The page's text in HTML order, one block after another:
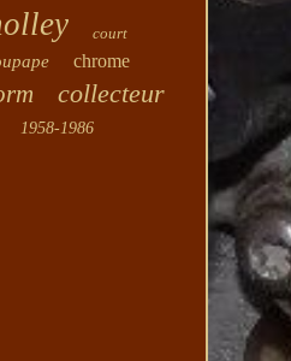
court
chrome
collecteur
1958-1986